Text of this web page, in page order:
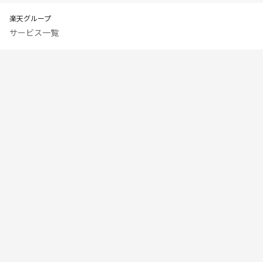
楽天グループ
サービス一覧